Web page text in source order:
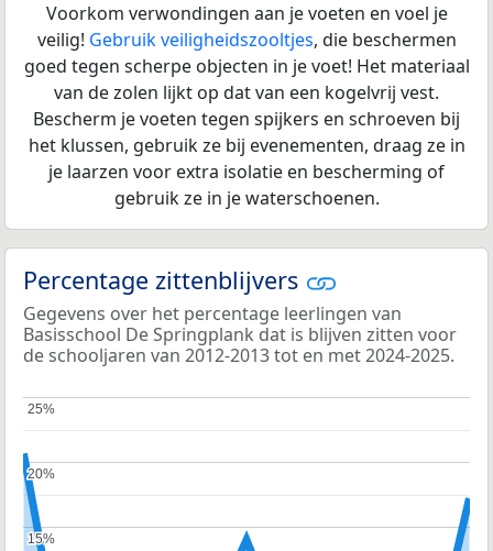
Voorkom verwondingen aan je voeten en voel je
veilig! Gebruik veiligheidszooltjes, die beschermen
goed tegen scherpe objecten in je voet! Het materiaal
van de zolen lijkt op dat van een kogelvrij vest.
Bescherm je voeten tegen spijkers en schroeven bij
het klussen, gebruik ze bij evenementen, draag ze in
je laarzen voor extra isolatie en bescherming of
gebruik ze in je waterschoenen.
Percentage zittenblijvers
Gegevens over het percentage leerlingen van
Basisschool De Springplank dat is blijven zitten voor
de schooljaren van 2012-2013 tot en met 2024-2025.
15%
15%
20%
20%
25%
25%